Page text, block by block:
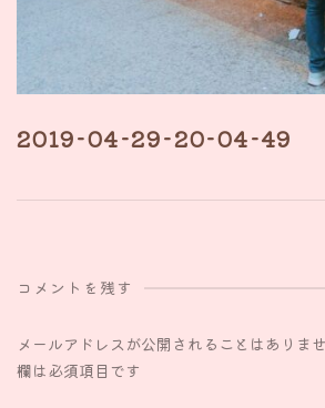
2019-04-29-20-04-49
コメントを残す
メールアドレスが公開されることはありませ
欄は必須項目です